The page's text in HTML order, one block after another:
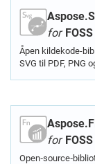
forFOSS
Åpen kildekode-
SVG til PDF, PNG
forFOSS